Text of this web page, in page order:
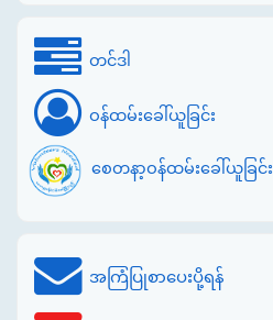
တင်ဒါ
ဝန်ထမ်းခေါ်ယူခြင်း
စေတနာ့ဝန်ထမ်းခေါ်ယူခြင်း
အကြံပြုစာပေးပို့ရန်